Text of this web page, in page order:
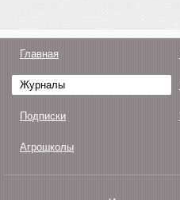
Главная
Журналы
Подписки
Агрошколы